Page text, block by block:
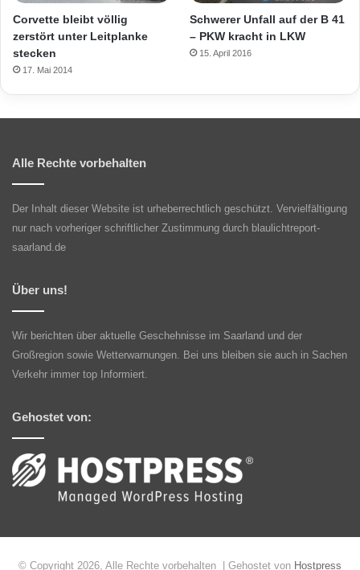
Corvette bleibt völlig
zerstört unter Leitplanke
stecken
17. Mai 2014
Schwerer Unfall auf der B 41
– PKW kracht in LKW
15. April 2016
Alle Rechte vorbehalten
Der Inhalt dieser Website ist urheberrechtlich geschützt. Vervielfältigung
nur nach vorheriger schriftlicher Zustimmung durch blaulichtreport-
saarland.de
Über uns!
Wir berichten über aktuelle Geschehnisse im Saarland und der
Großregion sowie Wetterwarnungen. Bei uns bleiben sie auch in Sachen
Verkehr immer top Informiert.
Gehostet von:
© Copyright 2026, Alle Rechte vorbehalten | Gehostet von Hostpress